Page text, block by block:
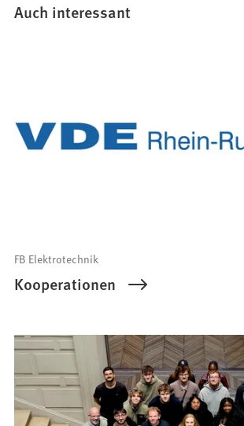
Auch interessant
FB Elektrotechnik
Kooperationen